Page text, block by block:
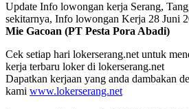
Update Info lowongan kerja Serang,
sekitarnya, Info lowongan Kerja 28 Juni
Mie Gacoan (PT Pesta Pora Abadi)
Cek setiap hari lokerserang.net untuk
kerja terbaru loker di lokerserang.net
Dapatkan kerjaan yang anda dambakan
kami www.lokerserang.net